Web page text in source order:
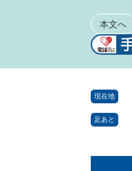
本文へ
現在地
足あと